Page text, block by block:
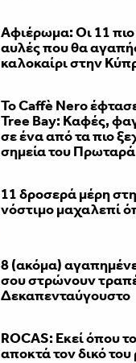
Αφιέρωμα: Οι 11
αυλές που θα
καλοκαίρι στην
Το Caffè Nero
Tree Bay: Καφές,
σε ένα από τα πιο
σημεία του Πρωταρά
11 δροσερά μέρη
νόστιμο μαχαλεπί
8 (ακόμα)
σου στρώνουν
Δεκαπενταύγουστο
ROCAS: Εκεί όπου
αποκτά τον δικό